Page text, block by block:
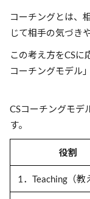
コーチングとは、
じて相手の気づき
この考え方をCSに
コーチングモデル」
CSコーチングモデ
す。
役割
1．Teaching（教